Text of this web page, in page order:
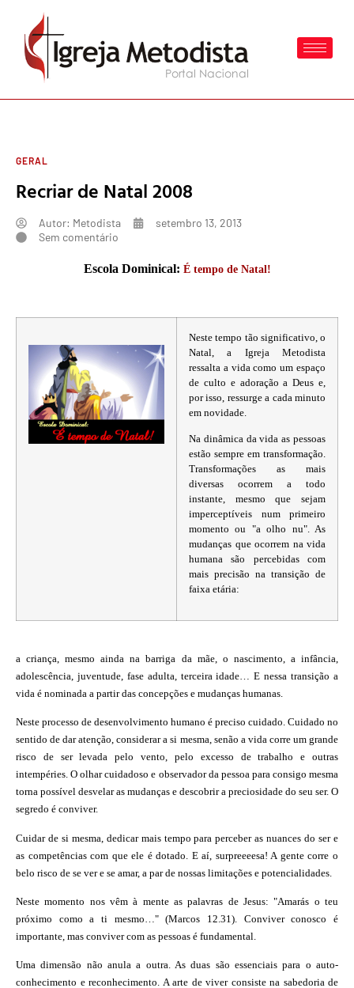
GERAL
Recriar de Natal 2008
Autor: Metodista
setembro 13, 2013
Sem comentário
Escola Dominical: É tempo de Natal!
Neste tempo tão significativo, o
Natal, a Igreja Metodista
ressalta a vida como um espaço
de culto e adoração a Deus e,
por isso, ressurge a cada minuto
em novidade.
Na dinâmica da vida as pessoas
estão sempre em transformação.
Transformações as mais
diversas ocorrem a todo
instante, mesmo que sejam
imperceptíveis num primeiro
momentoou "a olho nu".As
mudanças que ocorrem na vida
humana são percebidas com
mais precisão na transição de
faixa etária:
a criança, mesmo ainda na barriga da mãe, o nascimento, a infância,
adolescência, juventude, fase adulta, terceiraidade… E nessa transição a
vida é nominada a partir das concepções e mudanças humanas.
Neste processo de desenvolvimento humano é preciso cuidado. Cuidado no
sentido de dar atenção,considerar a si mesma, senão a vida corre um grande
risco de ser levadapelo vento, pelo excesso de trabalhoe outras
intempéries. O olhar cuidadosoe observador da pessoa para consigo mesma
torna possível desvelaras mudanças e descobrir a preciosidade do seu ser. O
segredo é conviver.
Cuidar de si mesma, dedicar mais tempo para perceber as nuances do ser e
as competências com que ele é dotado. Eaí, surpreeeesa! A gente corre o
belo risco de se ver e se amar, a par de nossas limitações e potencialidades.
Neste momento nos vêm à mente as palavras de Jesus: "Amarás o teu
próximo como a ti mesmo…" (Marcos 12.31). Conviver conosco é
importante, mas conviver com as pessoas é fundamental.
Uma dimensão não anula a outra. As duas são essenciais para oauto-
conhecimento e reconhecimento. A arte de viver consiste na sabedoria de